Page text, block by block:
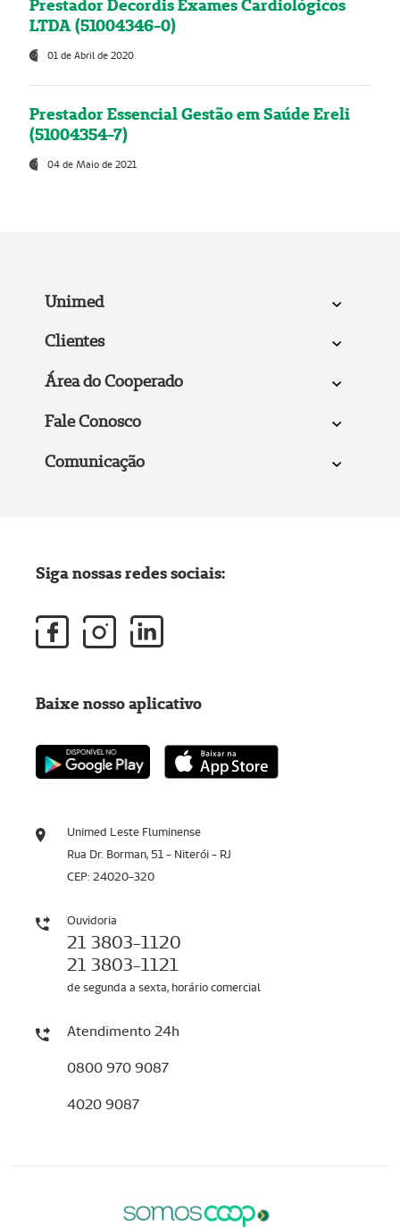
Prestador Decordis Exames Cardiológicos
LTDA (51004346-0)
01 de Abril de 2020
Prestador Essencial Gestão em Saúde Ereli
(51004354-7)
04 de Maio de 2021
Unimed
Clientes
Área do Cooperado
Fale Conosco
Comunicação
Unimed Leste Fluminense
Rua Dr. Borman, 51 - Niterói - RJ
CEP: 24020-320
Ouvidoria
21 3803-1120
21 3803-1121
de segunda a sexta, horário comercial
Atendimento 24h
0800 970 9087
4020 9087
Siga nossas redes sociais:
Baixe nosso aplicativo